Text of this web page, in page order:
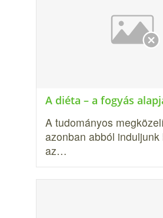
A diéta – a fogyás
A tudományos
azonban abból indul­junk
az…